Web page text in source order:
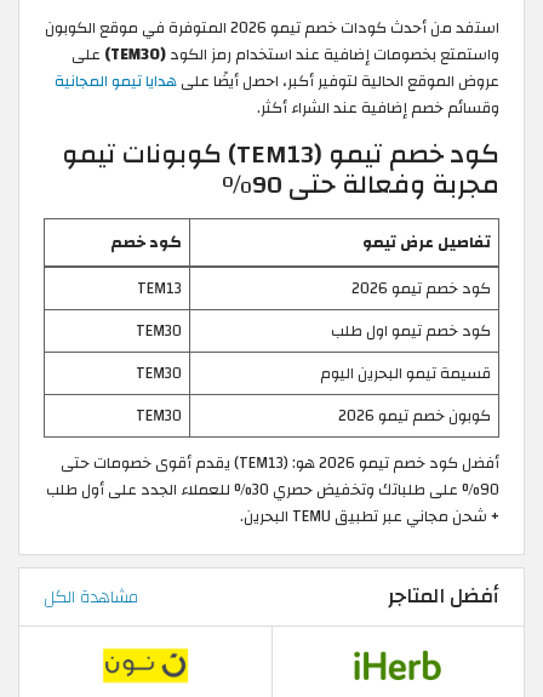
استفد من أحدث كودات خصم تيمو 2026 المتوفرة في موقع الكوبون
واستمتع بخصومات إضافية عند استخدام رمز الكود(TEM30)
على
عروض الموقع الحالية لتوفير أكبر، احصل أيضًا علىهدايا تيمو المجانية
وقسائم خصم إضافية عند الشراء أكثر.
كود خصم تيمو (TEM13) كوبونات تيمو
مجربة وفعالة حتى 90%
تفاصيل عرض تيمو
كود خصم
كود خصم تيمو 2026
TEM13
كود خصم تيمو اول طلب
TEM30
قسيمة تيمو البحرين اليوم
TEM30
كوبون خصم تيمو 2026
TEM30
أفضل كود خصم تيمو 2026 هو: (TEM13) يقدم أقوى خصومات حتى
90% على طلباتك وتخفيض حصري 30% للعملاء الجدد على أول طلب
+ شحن مجاني عبر تطبيق TEMU البحرين.
أفضل المتاجر مشاهدة الكل